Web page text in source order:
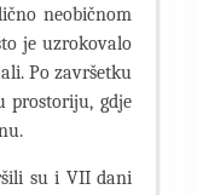
neobičnom
je uzrokovalo
Po završetku
prostoriju, gdje
su i VII dani